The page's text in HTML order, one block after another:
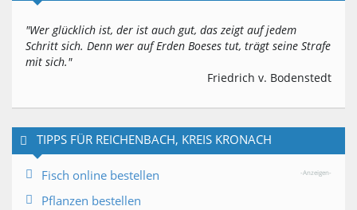
"Wer glücklich ist, der ist auch gut, das zeigt auf jedem
Schritt sich. Denn wer auf Erden Boeses tut, trägt seine Strafe
mit sich."
Friedrich v. Bodenstedt
TIPPS FÜR REICHENBACH, KREIS KRONACH
-Anzeigen-
Fisch online bestellen
Pflanzen bestellen